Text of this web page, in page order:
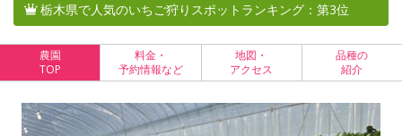
栃木県で人気のいちご狩りスポットランキング：第3位
農園
TOP
料金・
予約情報など
地図・
アクセス
品種の
紹介